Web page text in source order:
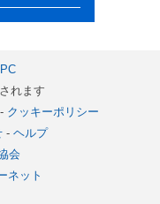
PC
れます
- クッキーポリシー
- ヘルプ
会
ネット